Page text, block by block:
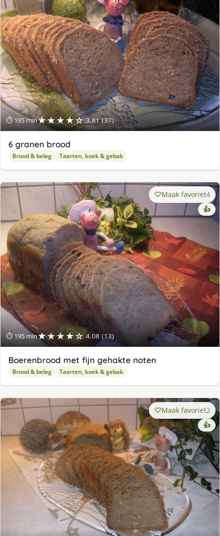
⏱ 195 min★★★★☆ 3.81 (37)
6 granen brood
Brood & beleg Taarten, koek & gebak
⏱ 195 min★★★★☆ 4.08 (13)
Maak favoriet4
👍
Boerenbrood met fijn gehakte noten
Brood & beleg Taarten, koek & gebak
Maak favoriet2
👍